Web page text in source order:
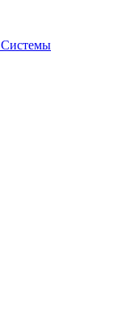
Системы